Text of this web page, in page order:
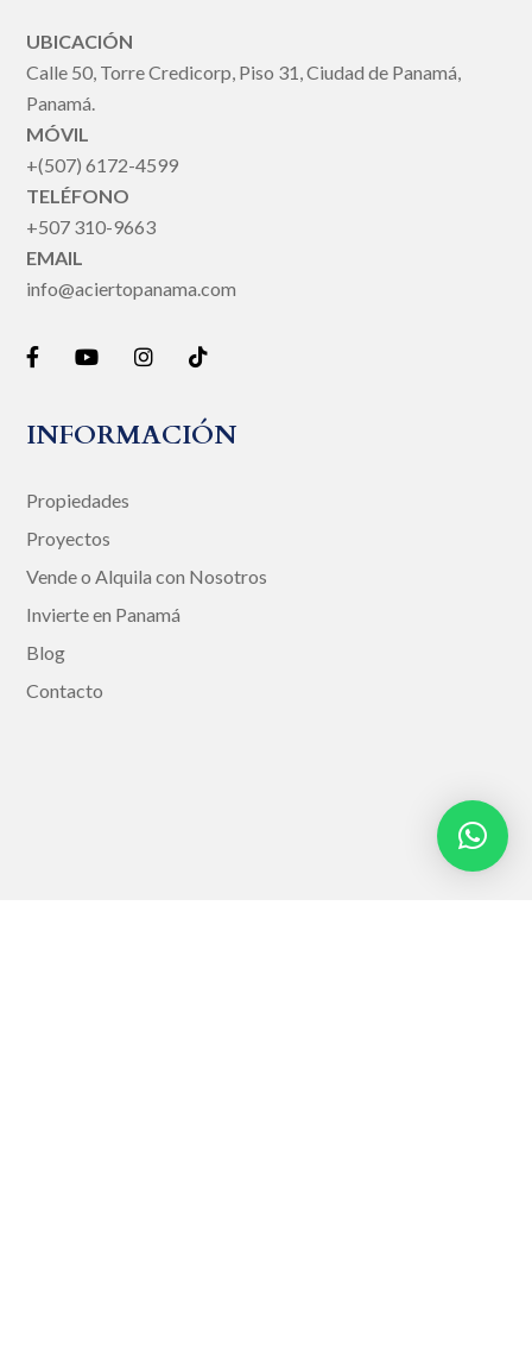
UBICACIÓN
Calle 50, Torre Credicorp, Piso 31, Ciudad de Panamá,
Panamá.
MÓVIL
+(507) 6172-4599
TELÉFONO
+507 310-9663
EMAIL
info@aciertopanama.com
INFORMACIÓN
Propiedades
Proyectos
Vende o Alquila con Nosotros
Invierte en Panamá
Blog
Contacto